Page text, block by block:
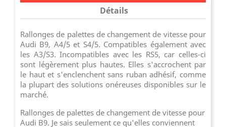
Détails
Rallonges de palettes de changement de vitesse pour
Audi B9, A4/5 et S4/5. Compatibles également avec
les A3/S3. Incompatibles avec les RS5, car celles-ci
sont légèrement plus hautes. Elles s'accrochent par
le haut et s'enclenchent sans ruban adhésif, comme
la plupart des solutions onéreuses disponibles sur le
marché.
Rallonges de palettes de changement de vitesse pour
Audi B9. Je sais seulement ce qu'elles conviennent